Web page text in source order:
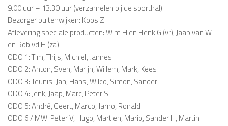
9.00 uur – 13.30 uur (verzamelen bij de sporthal)
Bezorger buitenwijken: Koos Z
Aflevering speciale producten: Wim H en Henk G (vr), Jaap van W
en Rob vd H (za)
ODO 1: Tim, Thijs, Michiel, Jannes
ODO 2: Anton, Sven, Marijn, Willem, Mark, Kees
ODO 3: Teunis-Jan, Hans, Wilco, Simon, Sander
ODO 4: Jenk, Jaap, Marc, Peter S
ODO 5: André, Geert, Marco, Jarno, Ronald
ODO 6 / MW: Peter V, Hugo, Martien, Mario, Sander H, Martin